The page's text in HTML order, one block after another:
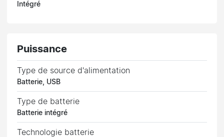
Intégré
Puissance
Type de source d'alimentation
Batterie, USB
Type de batterie
Batterie intégré
Technologie batterie